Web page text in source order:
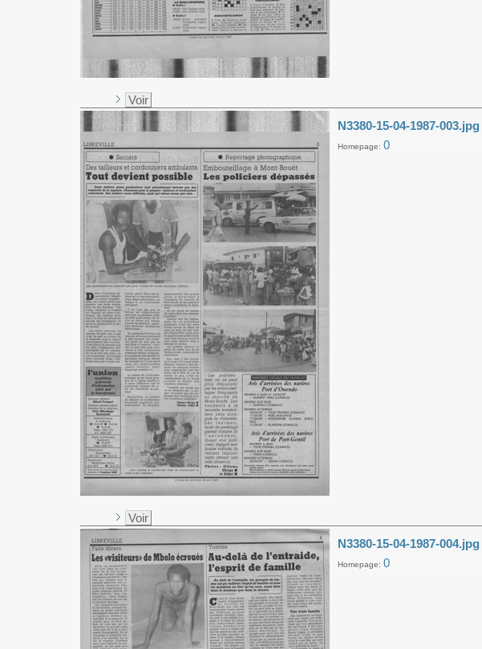
Voir
N3380-15-04-1987-003.jpg
Homepage: 0
Voir
N3380-15-04-1987-004.jpg
Homepage: 0